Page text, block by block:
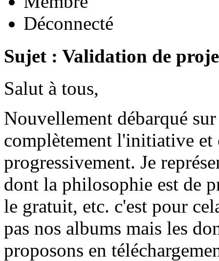
Déconnecté
Sujet : Validation de
Salut à tous,
Nouvellement débarqué
complètement l'initiative
progressivement. Je
dont la philosophie est de
le gratuit, etc. c'est pour
pas nos albums mais les
proposons en